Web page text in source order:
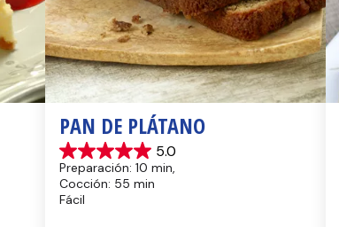
PAN DE PLÁTANO
5.0
5.0
de
5
estrellas.
Preparación: 10 min,
Cocción: 55 min
Fácil